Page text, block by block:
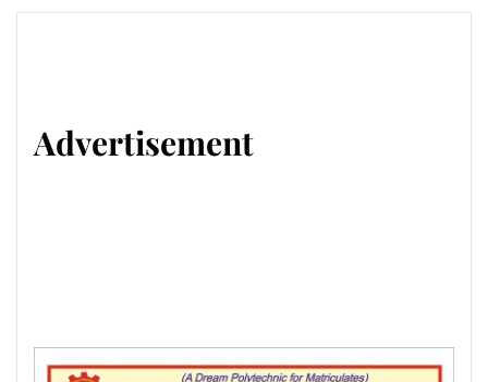
Advertisement